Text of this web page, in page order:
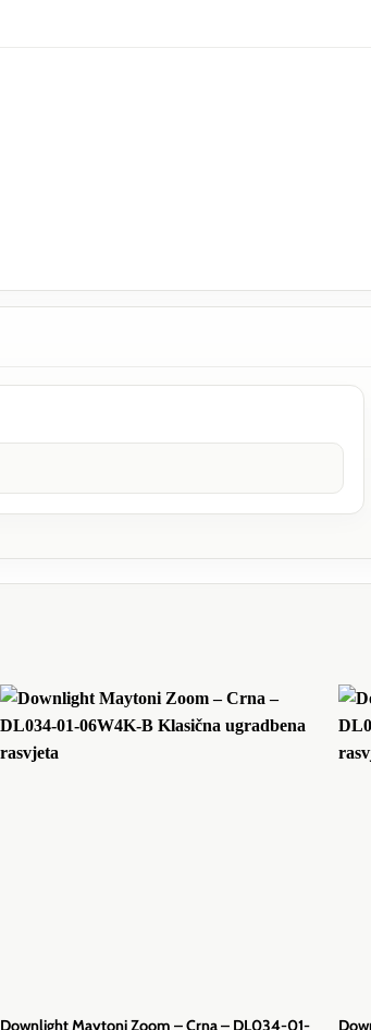
Downlight Maytoni Zoom – Crna – DL034-01-